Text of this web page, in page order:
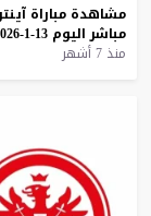
مشاهدة مباراة
مباشر اليوم 13-1-2026
منذ 7 أشهر